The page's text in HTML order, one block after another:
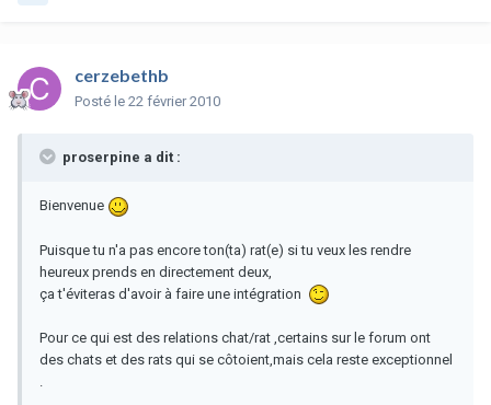
cerzebethb
Posté le 22 février 2010
proserpine a dit :
Bienvenue
Puisque tu n'a pas encore ton(ta) rat(e) si tu veux les rendre
heureux prends en directement deux,
ça t'éviteras d'avoir à faire une intégration
Pour ce qui est des relations chat/rat ,certains sur le forum ont
des chats et des rats qui se côtoient,mais cela reste exceptionnel
.